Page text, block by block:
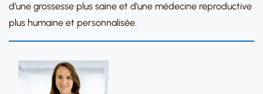
d’une grossesse plus saine et d’une médecine reproductive
plus humaine et personnalisée.